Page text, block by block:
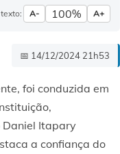
A- 100% A+
📅 14/12/2024 21h53
foi conduzida em
Daniel Itapary
a confiança do